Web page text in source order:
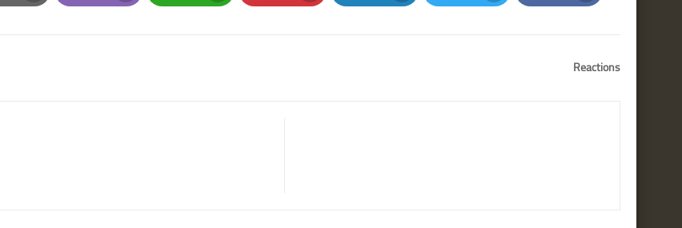
Facebook
Twitter
LinkedIn
Pinterest
Whatsapp
Email
Reactions